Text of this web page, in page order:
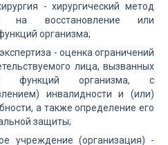
- хирургический метод
на восстановление или
организма;
- оценка ограничений
лица, вызванных
функций организма, с
инвалидности и (или)
а также определение его
защиты;
учреждение (организация) -